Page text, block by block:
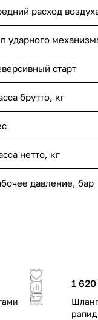
расход
ударного
старт
брутто, кг
нетто, кг
давление, бар
1 620